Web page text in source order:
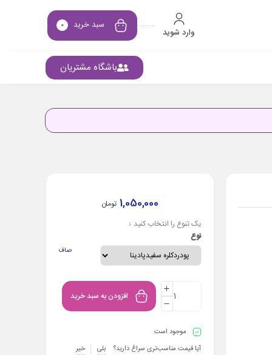
وارد شوید
سبد خرید 0
باشگاه مشتریان
1,050,000 تومان
یک تنوع را انتخاب کنید ↓
نوع
صاف
افزودن به سبد خرید
موجود است
آیا قیمت مناسب‌تری سراغ دارید؟
بلی خیر